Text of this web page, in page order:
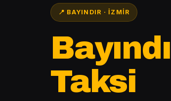
📍 BAYINDIR · İZMIR
Taksi